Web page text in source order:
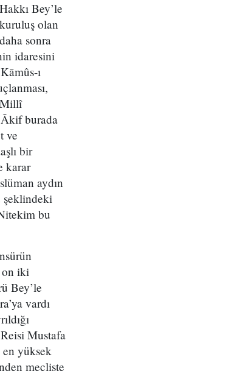
Bey’le
olan
sonra
idaresini
ı
Millî
Âkif burada
ve
bir
karar
aydın
şeklindeki
bu
on iki
Bey’le
vardı
Mustafa
yüksek
mecliste